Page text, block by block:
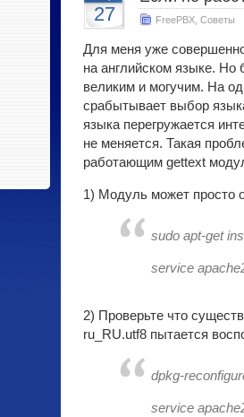
27 FreePBX Советы
Для меня уже
на английском языке. Но
великим и могучим. На
срабытывает выбор
языка перегружается
не меняется. Такая
работающим gettext
1) Модуль может просто
sudo apt-get
service
2) Проверьте что
ru_RU.utf8 пытается
dpkg-
service